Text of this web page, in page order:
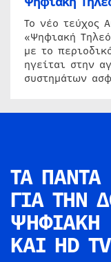
Το νέο τεύχος
«Ψηφιακή
με το
ηγείται στην
συστημάτων
ΤΑ ΠΑΝΤΑ
ΓΙΑ ΤΗΝ
ΨΗΦΙΑΚΗ
ΚΑΙ HD TV